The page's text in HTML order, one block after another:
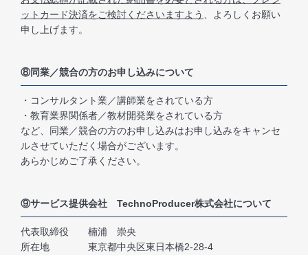
ットカード決済をご検討くださいますよう
、よろしくお願い
申し上げます。
⑧同業／競合の方のお申し込みについて
・コンサルタント業／講師業をされている方
・教育業界関係者／教材開発業をされている方
など、同業／競合の方のお申し込みはお申し込みをキャンセ
ルさせていただく場合がございます。
あらかじめご了承ください。
⑨サービス提供会社 TechnoProducer株式会社について
代表取締役 楠浦 崇央
所在地 東京都中央区東日本橋2-28-4